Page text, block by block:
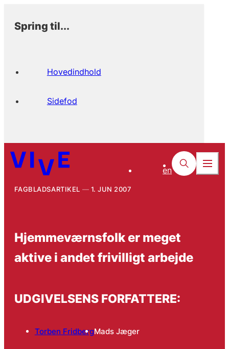
Spring til...
Hovedindhold
Sidefod
en
FAGBLADSARTIKEL 1. JUN 2007
Hjemmeværnsfolk er meget
aktive i andet frivilligt arbejde
UDGIVELSENS FORFATTERE:
Torben FridbergMads Jæger